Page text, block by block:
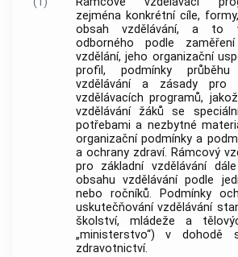
zejména konkrétní cíle,
obsah vzdělávání, a to
odborného podle
vzdělání, jeho organizační
profil, podmínky
vzdělávání a zásady pro
vzdělávacích programů,
vzdělávání žáků se
potřebami a nezbytné
organizační podmínky a
a ochrany zdraví. Rámcový
pro základní vzdělávání
obsahu vzdělávání podle
nebo ročníků. Podmínky
uskutečňování vzdělávání
školství, mládeže a
„ministerstvo“) v dohodě
zdravotnictví.